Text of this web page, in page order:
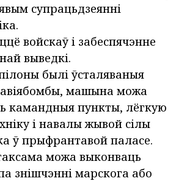
супрацьдзеянні
войскаў і забеспячэнне
выведкі.
былі ўсталяваныя
машына можа
камандныя пункты, лёгкую
і навалы жывой сілы
ў прыфрантавой паласе.
можа выконваць
знішчэнні марскога або